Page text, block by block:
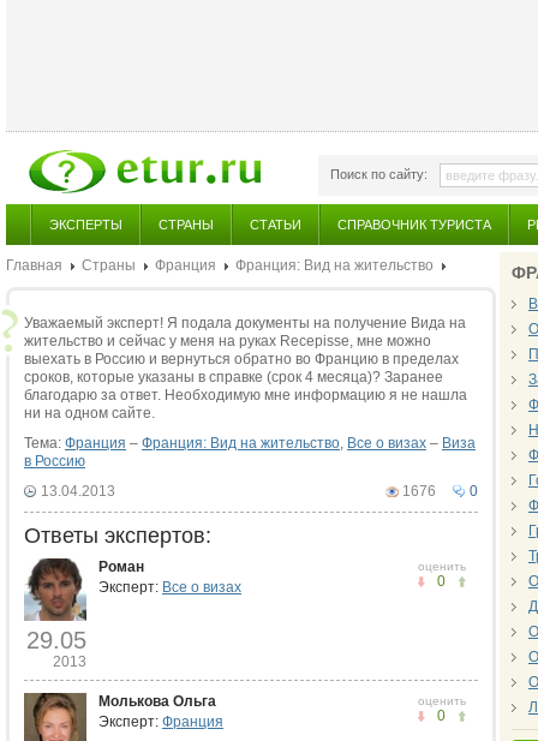
Поиск по сайту:
ЭКСПЕРТЫ СТРАНЫ СТАТЬИ СПРАВОЧНИК ТУРИСТА
Главная Страны Франция Франция: Вид на жительство
Уважаемый эксперт! Я подала документы на получение Вида на
жительство и сейчас у меня на руках Recepisse, мне можно
выехать в Россию и вернуться обратно во Францию в пределах
сроков, которые указаны в справке (срок 4 месяца)? Заранее
благодарю за ответ. Необходимую мне информацию я не нашла
ни на одном сайте.
Тема: Франция – Франция: Вид на жительство, Все о визах – Виза
в Россию
0
1676
13.04.2013
Ответы экспертов:
29.05
2013
оценить
0
Роман
Эксперт: Все о визах
оценить
0
Молькова Ольга
Эксперт: Франция